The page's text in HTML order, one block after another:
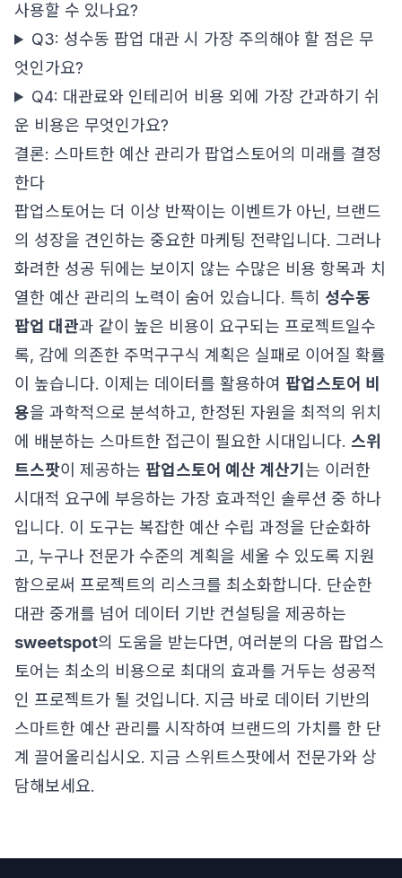
사용할 수 있나요?
Q3: 성수동 팝업 대관 시 가장 주의해야 할 점은 무
엇인가요?
Q4: 대관료와 인테리어 비용 외에 가장 간과하기 쉬
운 비용은 무엇인가요?
결론: 스마트한 예산 관리가 팝업스토어의 미래를 결정
한다
팝업스토어는 더 이상 반짝이는 이벤트가 아닌, 브랜드
의 성장을 견인하는 중요한 마케팅 전략입니다. 그러나
화려한 성공 뒤에는 보이지 않는 수많은 비용 항목과 치
열한 예산 관리의 노력이 숨어 있습니다. 특히 성수동
팝업 대관과 같이 높은 비용이 요구되는 프로젝트일수
록, 감에 의존한 주먹구구식 계획은 실패로 이어질 확률
이 높습니다. 이제는 데이터를 활용하여 팝업스토어 비
용을 과학적으로 분석하고, 한정된 자원을 최적의 위치
에 배분하는 스마트한 접근이 필요한 시대입니다. 스위
트스팟이 제공하는 팝업스토어 예산 계산기 는 이러한
시대적 요구에 부응하는 가장 효과적인 솔루션 중 하나
입니다. 이 도구는 복잡한 예산 수립 과정을 단순화하
고, 누구나 전문가 수준의 계획을 세울 수 있도록 지원
함으로써 프로젝트의 리스크를 최소화합니다. 단순한
대관 중개를 넘어 데이터 기반 컨설팅을 제공하는
sweetspot의 도움을 받는다면, 여러분의 다음 팝업스
토어는 최소의 비용으로 최대의 효과를 거두는 성공적
인 프로젝트가 될 것입니다. 지금 바로 데이터 기반의
스마트한 예산 관리를 시작하여 브랜드의 가치를 한 단
계 끌어올리십시오. 지금 스위트스팟에서 전문가와 상
담해보세요.